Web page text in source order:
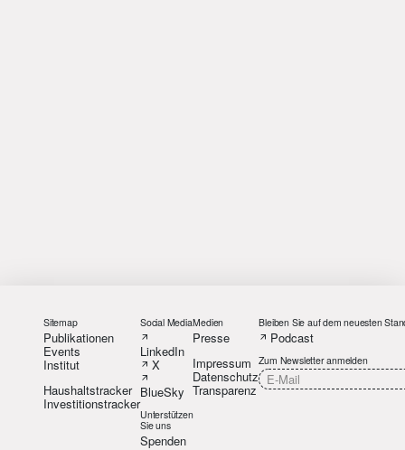
Sitemap
Publikationen
Events
Institut
Haushaltstracker
Investitionstracker
Social Media
LinkedIn
X
BlueSky
Unterstützen
Sie uns
Spenden
Medien
Presse
Impressum
Datenschutz
Transparenz
Bleiben Sie auf dem neuesten
Podcast
Zum Newsletter anmelden